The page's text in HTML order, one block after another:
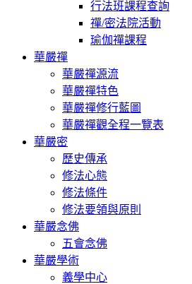
行法班課程查詢
禪/密法院活動
瑜伽禪課程
華嚴禪
華嚴禪源流
華嚴禪特色
華嚴禪修行藍圖
華嚴禪觀全程一覽表
華嚴密
歷史傳承
修法心態
修法條件
修法要領與原則
華嚴念佛
五會念佛
華嚴學術
義學中心